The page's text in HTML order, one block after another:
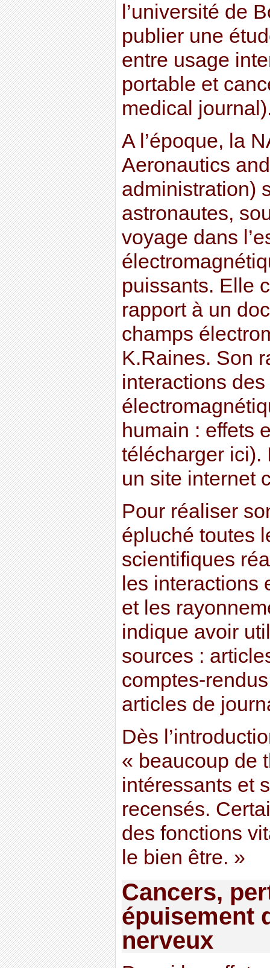
l’université de
publier une
entre usage
portable et
medical
A l’époque, la
Aeronautics
administration)
astronautes,
voyage dans
puissants. Elle
rapport à un
champs
K.Raines. Son
interactions
humain : effets
télécharger ici).
un site internet
Pour réaliser
épluché toutes
scientifiques
les interactions
et les
indique avoir
sources :
comptes-
articles de
Dès
« beaucoup de
intéressants et
recensés.
des fonctions
le bien être. »
Cancers,
épuisement
nerveux